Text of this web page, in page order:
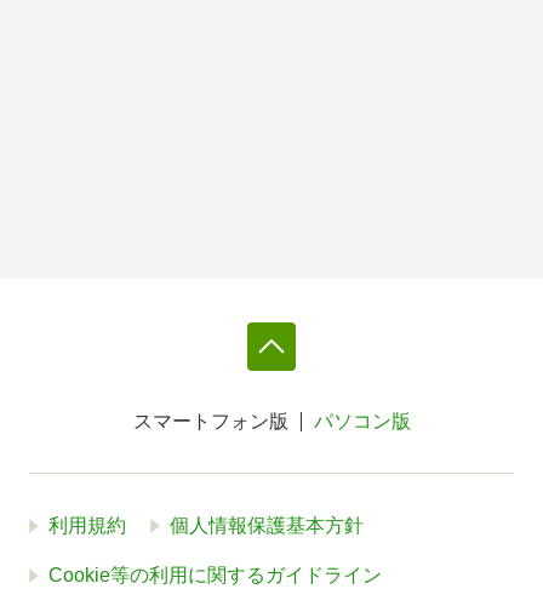
スマートフォン版 パソコン版
利用規約 個人情報保護基本方針
Cookie等の利用に関するガイドライン